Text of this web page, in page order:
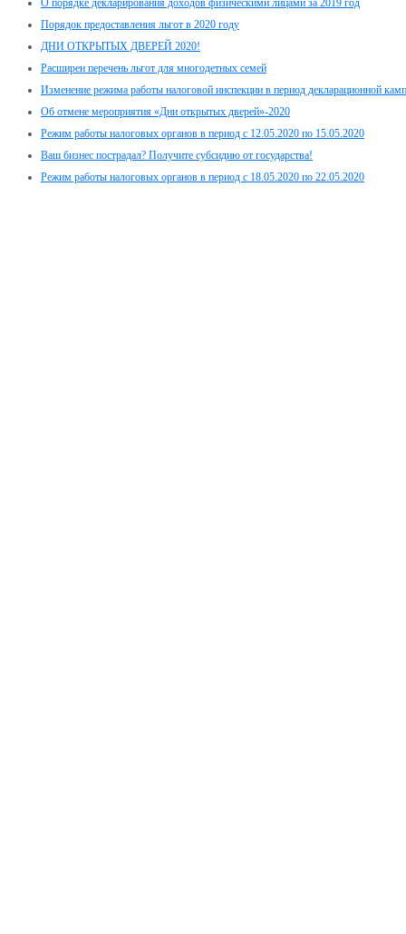
Порядок предоставления льгот в 2020 году
ДНИ ОТКРЫТЫХ ДВЕРЕЙ 2020!
Расширен перечень льгот для многодетных семей
Изменение режима работы налоговой инспекции в период декларационной
Об отмене мероприятия «Дни открытых дверей»-2020
Режим работы налоговых органов в период с 12.05.2020 по 15.05.2020
Ваш бизнес пострадал? Получите субсидию от государства!
Режим работы налоговых органов в период с 18.05.2020 по 22.05.2020